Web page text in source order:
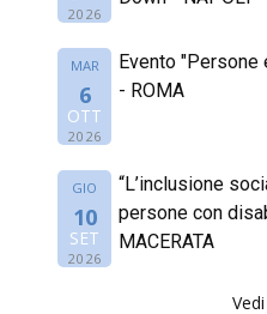
2026
MAR
6
OTT
2026
Evento "Persone
- ROMA
GIO
10
SET
2026
“L’inclusione
persone con
MACERATA